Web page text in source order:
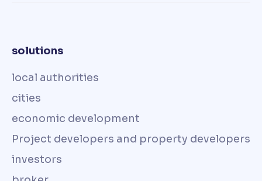
solutions
local authorities
cities
economic development
Project developers and property developers
investors